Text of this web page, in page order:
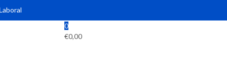
0
€0,00